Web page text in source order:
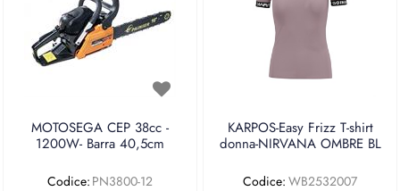
MOTOSEGA CEP 38cc -
1200W- Barra 40,5cm
Codice: PN3800-12
KARPOS-Easy Frizz T-shirt
donna-NIRVANA OMBRE BL
Codice: WB2532007